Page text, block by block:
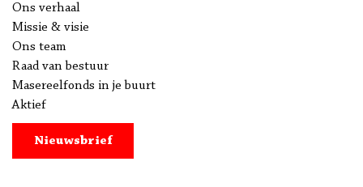
Ons verhaal
Missie & visie
Ons team
Raad van bestuur
Masereelfonds in je buurt
Aktief
Nieuwsbrief